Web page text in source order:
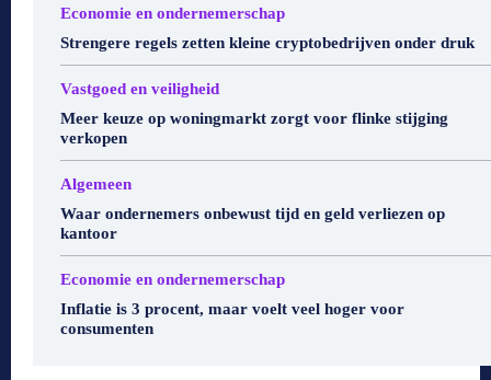
Economie en ondernemerschap
Strengere regels zetten kleine cryptobedrijven onder druk
Vastgoed en veiligheid
Meer keuze op woningmarkt zorgt voor flinke stijging
verkopen
Algemeen
Waar ondernemers onbewust tijd en geld verliezen op
kantoor
Economie en ondernemerschap
Inflatie is 3 procent, maar voelt veel hoger voor
consumenten